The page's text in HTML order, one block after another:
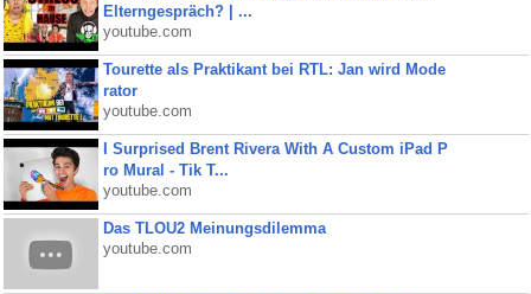
Elterngespräch? | ...
youtube.com
Tourette als Praktikant bei RTL: Jan wird Mode
rator
youtube.com
I Surprised Brent Rivera With A Custom iPad P
ro Mural - Tik T...
youtube.com
Das TLOU2 Meinungsdilemma
youtube.com